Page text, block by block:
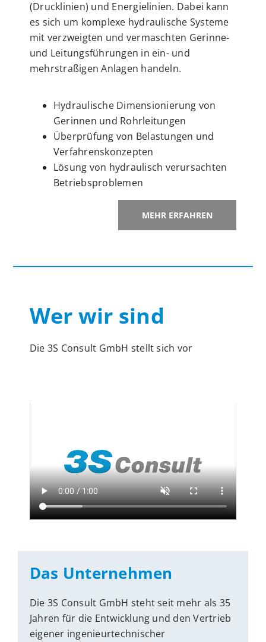
(Drucklinien) und Energielinien. Dabei kann
es sich um komplexe hydraulische Systeme
mit verzweigten und vermaschten Gerinne-
und Leitungsführungen in ein- und
mehrstraßigen Anlagen handeln.
Hydraulische Dimensionierung von
Gerinnen und Rohrleitungen
Überprüfung von Belastungen und
Verfahrenskonzepten
Lösung von hydraulisch verursachten
Betriebsproblemen
MEHR ERFAHREN
Wer wir sind
Die 3S Consult GmbH stellt sich vor
Das Unternehmen
Die 3S Consult GmbH steht seit mehr als 35
Jahren für die Entwicklung und den Vertrieb
eigener ingenieurtechnischer